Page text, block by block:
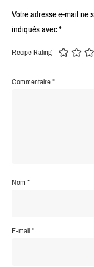
Votre adresse e-mail ne
indiqués avec*
Recipe Rating
Commentaire*
Nom*
E-mail*